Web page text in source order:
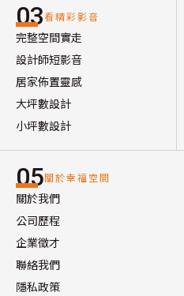
03看精彩影音
完整空間實走
設計師短影音
居家佈置靈感
大坪數設計
小坪數設計
05關於幸福空間
關於我們
公司歷程
企業徵才
聯絡我們
隱私政策